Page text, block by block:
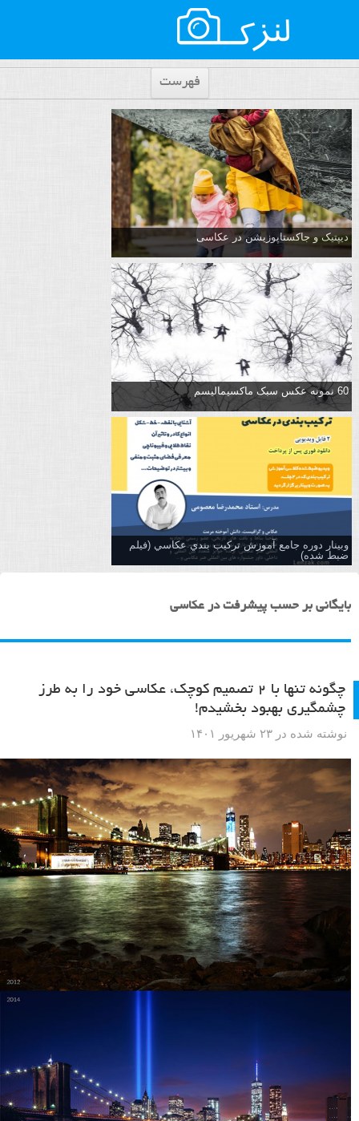
فهرست
دیپتیک و جاکستا‌پوزیشن در عکاسی
60 نمونه عکس سبک ماکسیمالیسم
وبینار دوره جامع آموزش تركيب بندي عكاسي (فیلم
ضبط شده)
بایگانی بر حسب پیشرفت در عکاسی
چگونه تنها با ۲ تصمیم کوچک، عکاسی خود را به طرز
چشمگیری بهبود بخشیدم!
نوشته شده در ۲۳ شهریور ۱۴۰۱